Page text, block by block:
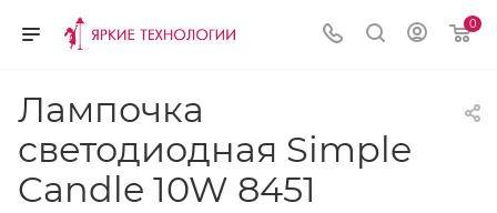
0
Лампочка
светодиодная Simple
Candle 10W 8451